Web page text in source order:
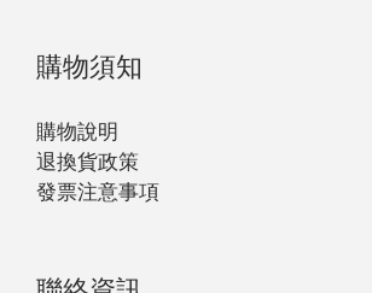
購物須知
購物說明
退換貨政策
發票注意事項